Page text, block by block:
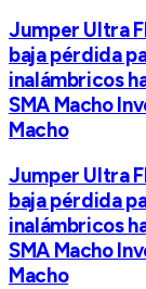
Jumper Ultra
baja pérdida
inalámbricos
SMA Macho
Macho
Jumper Ultra
baja pérdida
inalámbricos
SMA Macho
Macho